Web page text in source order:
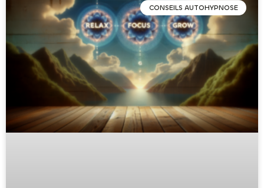
CONSEILS AUTOHYPNOSE